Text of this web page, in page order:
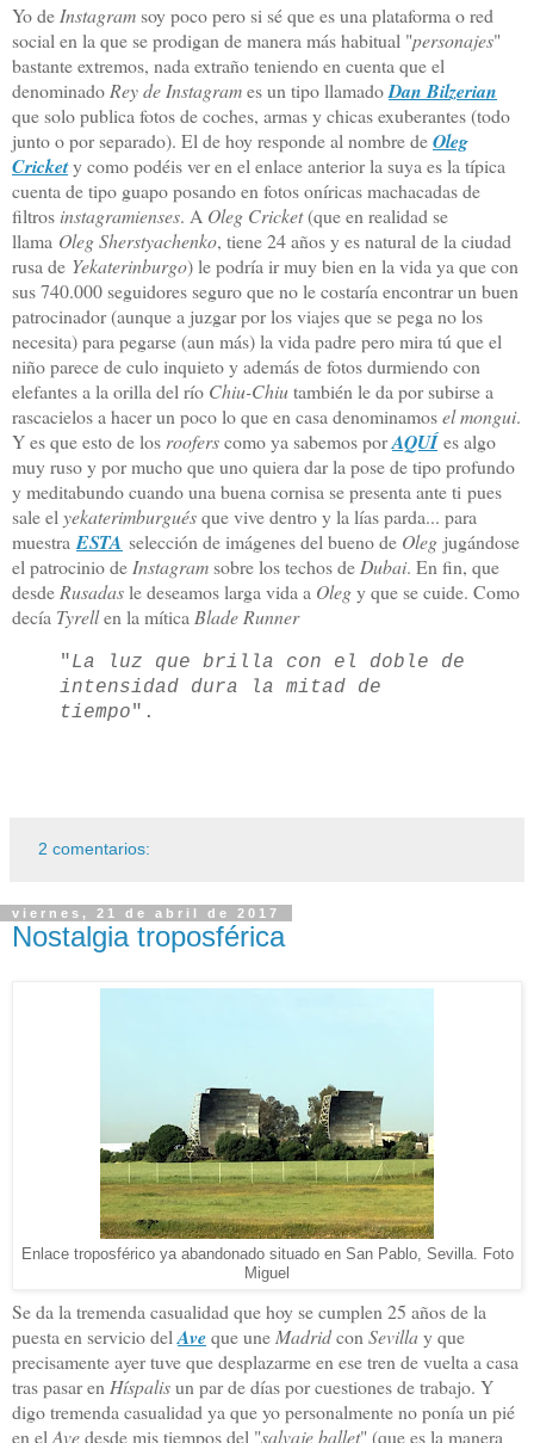
Yo de Instagramsoy poco pero si sé que es una plataforma o red
social en la que se prodigan de manera más habitual "personajes"
bastante extremos, nada extraño teniendo en cuenta que el
denominado Rey de Instagrames un tipo llamadoDan Bilzerian
que solo publica fotos de coches, armas y chicas exuberantes (todo
junto o por separado). El de hoy responde al nombre deOleg
Crickety como podéis ver en el enlace anterior la suya es la típica
cuenta de tipo guapo posando en fotos oníricas machacadas de
filtros instagramienses. A Oleg Cricket(que en realidad se
llama Oleg Sherstyachenko, tiene 24 años y es natural de la ciudad
rusa de Yekaterinburgo) le podría ir muy bien en la vida ya que con
sus 740.000 seguidores seguro que no le costaría encontrar un buen
patrocinador (aunque a juzgar por los viajes que se pega no los
necesita) para pegarse (aun más) la vida padre pero mira tú que el
niño parece de culo inquieto y además de fotos durmiendo con
elefantes a la orilla del río Chiu-Chiutambién le da por subirse a
rascacielos a hacer un poco lo que en casa denominamosel mongui.
Y es que esto de los rooferscomo ya sabemos porAQUÍes algo
muy ruso y por mucho que uno quiera dar la pose de tipo profundo
y meditabundo cuando una buena cornisa se presenta ante ti pues
sale el yekaterimburguésque vive dentro y la lías parda... para
muestra ESTA selección de imágenes del bueno de Oleg jugándose
el patrocinio de Instagramsobre los techos de Dubai. En fin, que
desde Rusadasle deseamos larga vida a Olegy que se cuide. Como
decía Tyrellen la mítica Blade Runner
"La luz que brilla con el doble de
intensidad dura la mitad de
tiempo".
2 comentarios:
viernes, 21 de abril de 2017
Nostalgia troposférica
Enlace troposférico ya abandonado situado en San Pablo, Sevilla. Foto
Miguel
Se da la tremenda casualidad que hoy se cumplen 25 años de la
puesta en servicio delAveque uneMadridconSevillay que
precisamente ayer tuve que desplazarme en ese tren de vuelta a casa
tras pasar enHíspalisun par de días por cuestiones de trabajo. Y
digo tremenda casualidad ya que yo personalmente no ponía un pié
en el Avedesde mis tiempos del "salvaje ballet" (que es la manera